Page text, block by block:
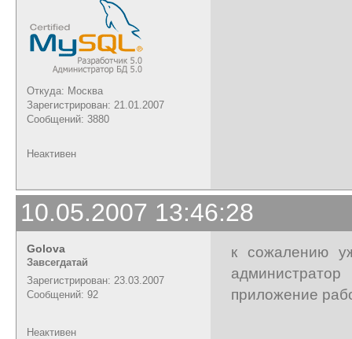
Откуда: Москва
Зарегистрирован: 21.01.2007
Сообщений: 3880
Неактивен
10.05.2007 13:46:28
Golova
Завсегдатай
Зарегистрирован: 23.03.2007
Сообщений: 92
к сожалению
приложение
Неактивен